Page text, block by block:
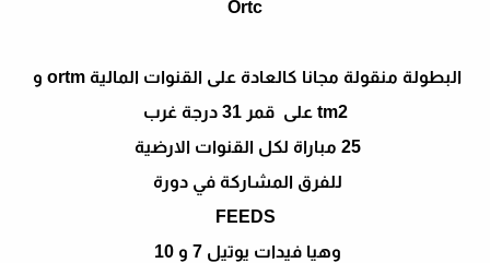
Ortc
البطولة منقولة مجانا كالعادة على القنوات المالية ortm و
tm2 على قمر 31 درجة غرب
25 مباراة لكل القنوات الارضية
للفرق المشاركة في دورة
FEEDS
وهيا فيدات يوتيل 7 و 10